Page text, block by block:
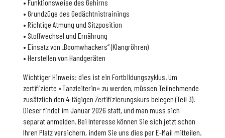
• Funktionsweise des Gehirns
• Grundzüge des Gedächtnistrainings
• Richtige Atmung und Sitzposition
• Stoffwechsel und Ernährung
• Einsatz von „Boomwhackers“ (Klangröhren)
• Herstellen von Handgeräten
Wichtiger Hinweis: dies ist ein Fortbildungszyklus. Um
zertifizierte «Tanzleiterin» zu werden, müssen Teilnehmende
zusätzlich den 4-tägigen Zertifizierungskurs belegen (Teil 3).
Dieser findet im Januar 2026 statt, und man muss sich
separat anmelden. Bei Interesse können Sie sich jetzt schon
Ihren Platz versichern, indem Sie uns dies per E-Mail mitteilen.